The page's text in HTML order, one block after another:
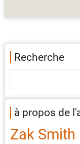
Recherche
à propos de
Zak Smith